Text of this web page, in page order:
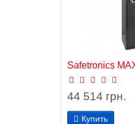
Safetronics
44 514 грн.
Купить